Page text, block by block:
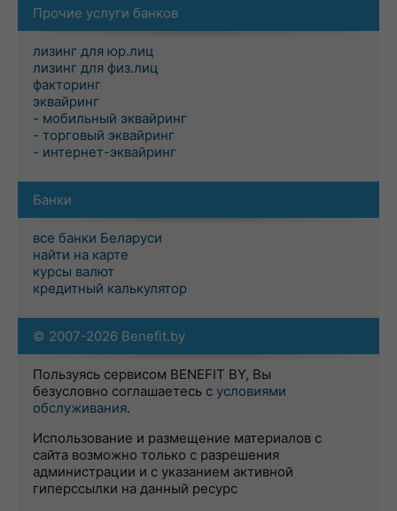
Прочие услуги банков
лизинг для юр.лиц
лизинг для физ.лиц
факторинг
эквайринг
- мобильный эквайринг
- торговый эквайринг
- интернет-эквайринг
Банки
все банки Беларуси
найти на карте
курсы валют
кредитный калькулятор
© 2007-2026 Benefit.by
Пользуясь сервисом BENEFIT BY, Вы
безусловно соглашаетесь с условиями
обслуживания.
Использование и размещение материалов с
сайта возможно только с разрешения
администрации и с указанием активной
гиперссылки на данный ресурс